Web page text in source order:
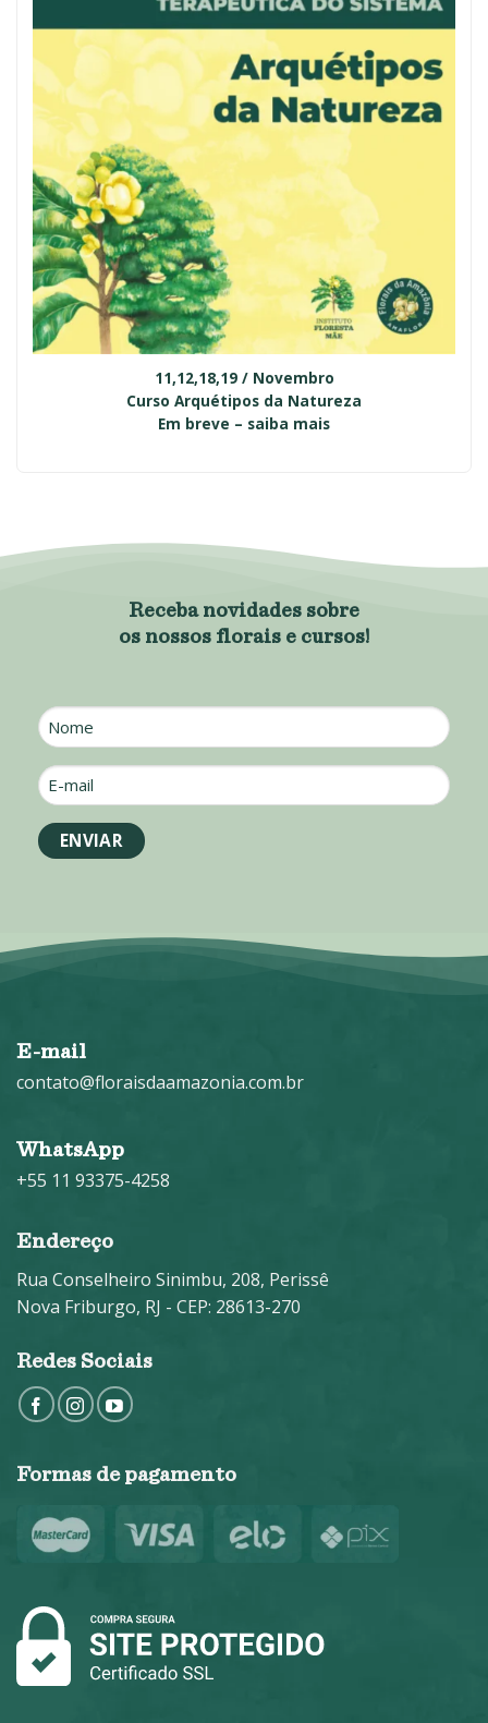
11,12,18,19 / Novembro
Curso Arquétipos da Natureza
Em breve – saiba mais
Receba novidades sobre
os nossos florais e cursos!
Nome
E-
mail
*
E-mail
contato@floraisdaamazonia.com.br
WhatsApp
+55 11 93375-4258
Endereço
Rua Conselheiro Sinimbu, 208, Perissê
Nova Friburgo, RJ - CEP: 28613-270
Redes Sociais
Formas de pagamento